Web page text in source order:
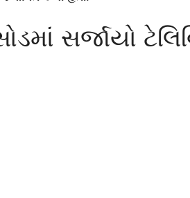
સર્જાયો